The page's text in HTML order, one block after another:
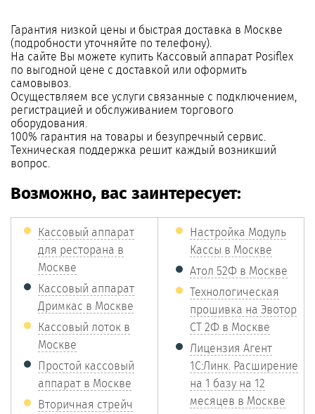
Гарантия низкой цены и быстрая доставка в Москве
(подробности уточняйте по телефону).
На сайте Вы можете купить Кассовый аппарат Posiflex
по выгодной цене с доставкой или оформить
самовывоз.
Осуществляем все услуги связанные с подключением,
регистрацией и обслуживанием торгового
оборудования.
100% гарантия на товары и безупречный сервис.
Техническая поддержка решит каждый возникший
вопрос.
Возможно, вас заинтересует:
Кассовый аппарат
для ресторана в
Москве
Кассовый аппарат
Дримкас в Москве
Кассовый лоток в
Москве
Простой кассовый
аппарат в Москве
Вторичная стрейч
Настройка Модуль
Кассы в Москве
Атол 52Ф в Москве
Технологическая
прошивка на Эвотор
СТ 2Ф в Москве
Лицензия Агент
1С:Линк. Расширение
на 1 базу на 12
месяцев в Москве